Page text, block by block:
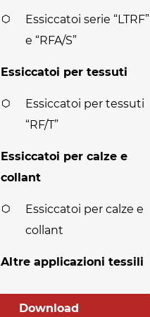
Essiccatoi serie “LTRF”
e “RFA/S”
Essiccatoi per tessuti
Essiccatoi per tessuti
“RF/T”
Essiccatoi per calze e
collant
Essiccatoi per calze e
collant
Altre applicazioni tessili
Download